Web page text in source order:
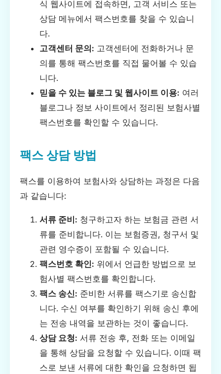
식 웹사이트에 접속하면, 고객 서비스 또는
상담 메뉴에서 팩스번호를 찾을 수 있습니
다.
고객센터 문의: 고객센터에 전화하거나 문
의를 통해 팩스번호를 직접 물어볼 수 있습
니다.
믿을 수 있는 블로그 및 웹사이트 이용: 여러
블로그나 정보 사이트에서 정리된 보험사별
팩스번호를 확인할 수 있습니다.
팩스 상담 방법
팩스를 이용하여 보험사와 상담하는 과정은 다음
과 같습니다:
서류 준비: 청구하고자 하는 보험금 관련 서
류를 준비합니다. 이는 보험증권, 청구서 및
관련 영수증이 포함될 수 있습니다.
팩스번호 확인: 위에서 언급한 방법으로 보
험사별 팩스번호를 확인합니다.
팩스 송신: 준비한 서류를 팩스기로 송신합
니다. 수신 여부를 확인하기 위해 송신 후에
는 전송 내역을 보관하는 것이 좋습니다.
상담 요청: 서류 전송 후, 전화 또는 이메일
을 통해 상담을 요청할 수 있습니다. 이때 팩
스로 보낸 서류에 대한 확인을 요청하면 됩